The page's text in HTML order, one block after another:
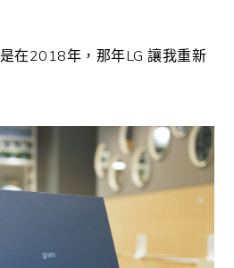
在2018年，那年LG 讓我重新